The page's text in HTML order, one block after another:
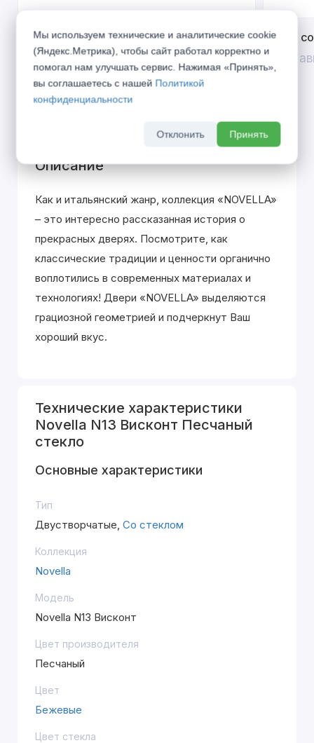
Открой двери выгоде. Дополнительная
скидка 10% на межкомнатные двери при
покупке входной двери
До 31 августа 2026 г
Divilux
До 31
Описание
Как и итальянский жанр, коллекция «NOVELLA»
– это интересно рассказанная история о
прекрасных дверях. Посмотрите, как
классические традиции и ценности органично
воплотились в современных материалах и
технологиях! Двери «NOVELLA» выделяютcя
грациозной геометрией и подчеркнут Ваш
хороший вкус.
Технические характеристики
Novella N13 Висконт Песчаный
стекло
Основные характеристики
Тип
Двустворчатые, Со стеклом
Коллекция
Novella
Модель
Novella N13 Висконт
Цвет производителя
Песчаный
Цвет
Бежевые
Цвет стекла
Мы используем технические и аналитические cookie
(Яндекс.Метрика), чтобы сайт работал корректно и
помогал нам улучшать сервис. Нажимая «Принять»,
вы соглашаетесь с нашей Политикой
конфиденциальности
Отклонить Принять